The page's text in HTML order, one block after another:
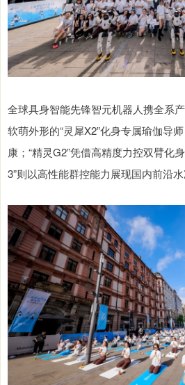
全球具身智能先锋智元机器人携全系
软萌外形的“灵犀X2”化身专属瑜伽导
康；“精灵G2”凭借高精度力控双臂化
3”则以高性能群控能力展现国内前沿水